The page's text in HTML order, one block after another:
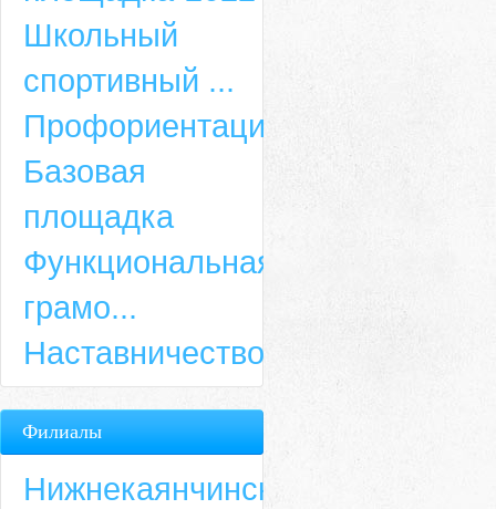
Школьный
спортивный ...
Профориентация
Базовая
площадка
Функциональная
грамо...
Наставничество
Филиалы
Нижнекаянчинская